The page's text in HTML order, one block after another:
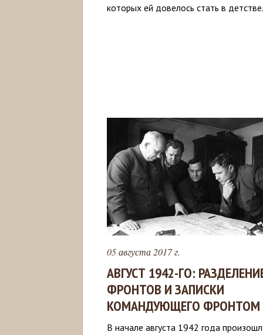
которых ей довелось стать в детстве.
05 августа 2017 г.
АВГУСТ 1942-ГО:
ФРОНТОВ И ЗАПИСКИ
КОМАНДУЮЩЕГО ФРОНТОМ
В начале августа 1942 года